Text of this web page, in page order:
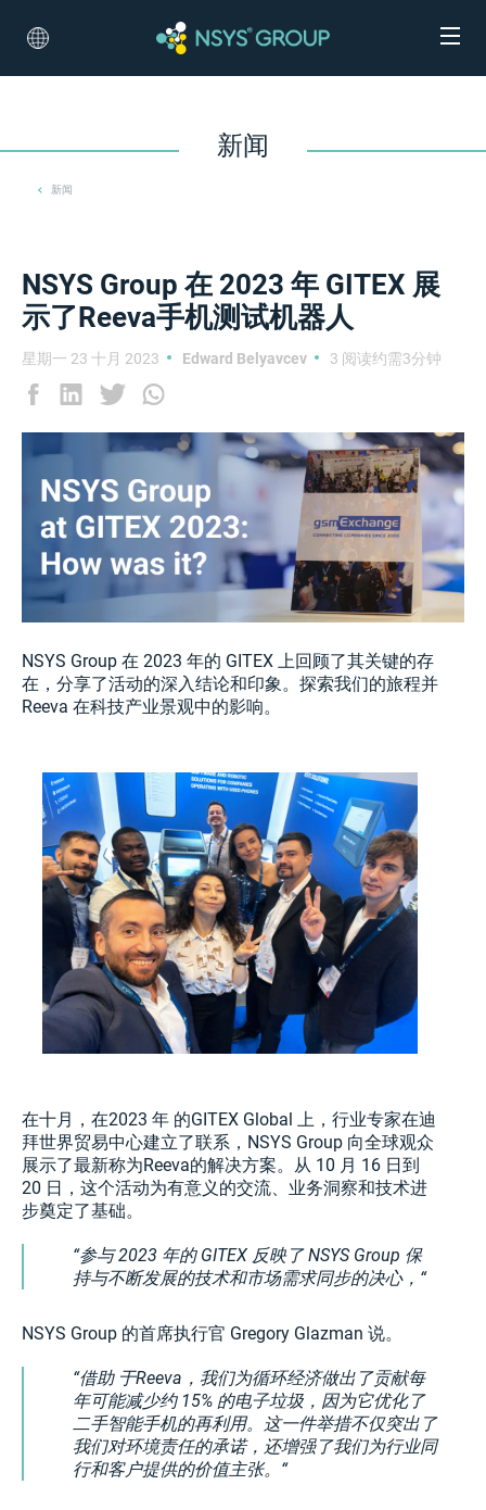
新闻
新闻
NSYS Group 在 2023 年 GITEX 展
示了Reeva手机测试机器人
星期一 23 十月 2023 Edward Belyavcev 3 阅读约需3分钟
NSYS Group 在 2023 年的 GITEX 上回顾了其关键的存
在，分享了活动的深入结论和印象。探索我们的旅程并
Reeva 在科技产业景观中的影响。
在十月，在2023 年 的GITEX Global 上，行业专家在迪
拜世界贸易中心建立了联系，NSYS Group 向全球观众
展示了最新称为Reeva的解决方案。从 10 月 16 日到
20 日，这个活动为有意义的交流、业务洞察和技术进
步奠定了基础。
参与 2023 年的 GITEX 反映了 NSYS Group 保
持与不断发展的技术和市场需求同步的决心，
NSYS Group 的首席执行官 Gregory Glazman 说。
借助 于Reeva，我们为循环经济做出了贡献每
年可能减少约 15% 的电子垃圾，因为它优化了
二手智能手机的再利用。这一件举措不仅突出了
我们对环境责任的承诺，还增强了我们为行业同
行和客户提供的价值主张。